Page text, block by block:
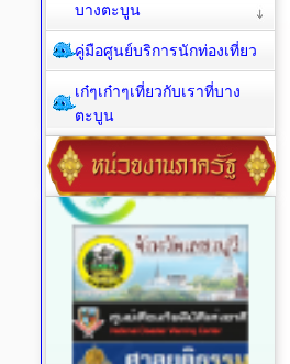
บางตะบูน
คู่มือศูนย์บริการนักท่องเที่ยว
เก๋ๆเก๋าๆเที่ยวกับเราที่บาง
ตะบูน